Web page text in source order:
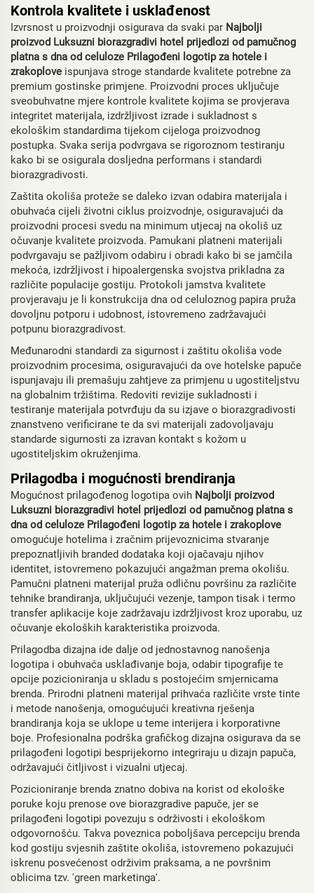
Kontrola kvalitete i usklađenost
Izvrsnost u proizvodnji osigurava da svaki par Najbolji
proizvod Luksuzni biorazgradivi hotel prijedlozi od pamučnog
platna s dna od celuloze Prilagođeni logotip za hotele i
zrakoplove ispunjava stroge standarde kvalitete potrebne za
premium gostinske primjene. Proizvodni proces uključuje
sveobuhvatne mjere kontrole kvalitete kojima se provjerava
integritet materijala, izdržljivost izrade i sukladnost s
ekološkim standardima tijekom cijeloga proizvodnog
postupka. Svaka serija podvrgava se rigoroznom testiranju
kako bi se osigurala dosljedna performans i standardi
biorazgradivosti.
Zaštita okoliša proteže se daleko izvan odabira materijala i
obuhvaća cijeli životni ciklus proizvodnje, osiguravajući da
proizvodni procesi svedu na minimum utjecaj na okoliš uz
očuvanje kvalitete proizvoda. Pamukani platneni materijali
podvrgavaju se pažljivom odabiru i obradi kako bi se jamčila
mekoća, izdržljivost i hipoalergenska svojstva prikladna za
različite populacije gostiju. Protokoli jamstva kvalitete
provjeravaju je li konstrukcija dna od celuloznog papira pruža
dovoljnu potporu i udobnost, istovremeno zadržavajući
potpunu biorazgradivost.
Međunarodni standardi za sigurnost i zaštitu okoliša vode
proizvodnim procesima, osiguravajući da ove hotelske papuče
ispunjavaju ili premašuju zahtjeve za primjenu u ugostiteljstvu
na globalnim tržištima. Redoviti revizije sukladnosti i
testiranje materijala potvrđuju da su izjave o biorazgradivosti
znanstveno verificirane te da svi materijali zadovoljavaju
standarde sigurnosti za izravan kontakt s kožom u
ugostiteljskim okruženjima.
Prilagodba i mogućnosti brendiranja
Mogućnost prilagođenog logotipa ovih Najbolji proizvod
Luksuzni biorazgradivi hotel prijedlozi od pamučnog platna s
dna od celuloze Prilagođeni logotip za hotele i zrakoplove
omogućuje hotelima i zračnim prijevoznicima stvaranje
prepoznatljivih branded dodataka koji ojačavaju njihov
identitet, istovremeno pokazujući angažman prema okolišu.
Pamučni platneni materijal pruža odličnu površinu za različite
tehnike brandiranja, uključujući vezenje, tampon tisak i termo
transfer aplikacije koje zadržavaju izdržljivost kroz uporabu, uz
očuvanje ekoloških karakteristika proizvoda.
Prilagodba dizajna ide dalje od jednostavnog nanošenja
logotipa i obuhvaća usklađivanje boja, odabir tipografije te
opcije pozicioniranja u skladu s postojećim smjernicama
brenda. Prirodni platneni materijal prihvaća različite vrste tinte
i metode nanošenja, omogućujući kreativna rješenja
brandiranja koja se uklope u teme interijera i korporativne
boje. Profesionalna podrška grafičkog dizajna osigurava da se
prilagođeni logotipi besprijekorno integriraju u dizajn papuča,
održavajući čitljivost i vizualni utjecaj.
Pozicioniranje brenda znatno dobiva na korist od ekološke
poruke koju prenose ove biorazgradive papuče, jer se
prilagođeni logotipi povezuju s održivosti i ekološkom
odgovornošću. Takva poveznica poboljšava percepciju brenda
kod gostiju svjesnih zaštite okoliša, istovremeno pokazujući
iskrenu posvećenost održivim praksama, a ne površnim
oblicima tzv. 'green marketinga'.